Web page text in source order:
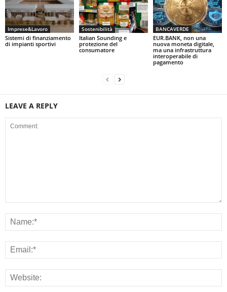
Imprese&Lavoro
Sistemi di finanziamento
di impianti sportivi
Sostenibilità
Italian Sounding e
protezione del
consumatore
BANCAVERDE
EUR.BANK, non una
nuova moneta digitale,
ma una infrastruttura
interoperabile di
pagamento
LEAVE A REPLY